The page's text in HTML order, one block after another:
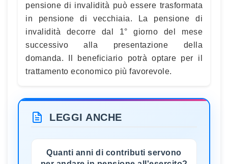
pensione di invalidità può essere trasformata
in pensione di vecchiaia. La pensione di
invalidità decorre dal 1° giorno del mese
successivo alla presentazione della
domanda. Il beneficiario potrà optare per il
trattamento economico più favorevole.
LEGGI ANCHE
Quanti anni di contributi servono